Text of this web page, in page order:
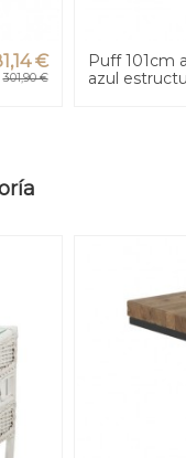
€
301,90 €
Puff 101cm
azul